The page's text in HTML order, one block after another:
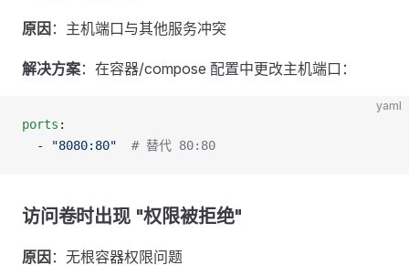
原因 ：主机端口与其他服务冲突
解决方案：在容器/compose 配置中更改主机端口：
yaml
ports :
  -
"8080:80"
  # 替代 80:80
访问卷时出现 "权限被拒绝"
原因 ：无根容器权限问题